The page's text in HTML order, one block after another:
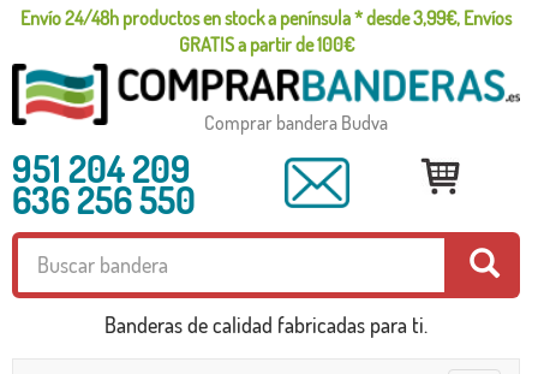
Envío 24/48h productos en stock a península * desde 3,99€, Envíos
GRATIS a partir de 100€
Comprar bandera Budva
951 204 209
636 256 550
Banderas de calidad fabricadas para ti.